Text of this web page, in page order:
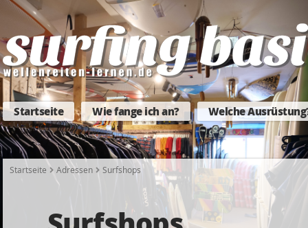
Startseite Wie fange ich an? Welche
Startseite Adressen Surfshops